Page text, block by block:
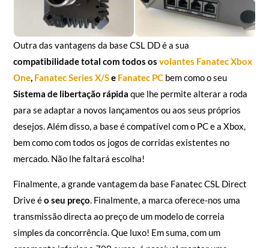
Outra das vantagens da base CSL DD é a sua
compatibilidade total com todos os volantes Fanatec Xbox
One, Fanatec Series X/Se Fanatec PCbem como o seu
Sistema de libertação rápida que lhe permite alterar a roda
para se adaptar a novos lançamentos ou aos seus próprios
desejos. Além disso, a base é compatível com o PC e a Xbox,
bem como com todos os jogos de corridas existentes no
mercado. Não lhe faltará escolha!
Finalmente, a grande vantagem da base Fanatec CSL Direct
Drive éo seu preço. Finalmente, a marca oferece-nos uma
transmissão directa ao preço de um modelo de correia
simples da concorrência. Que luxo! Em suma, com um